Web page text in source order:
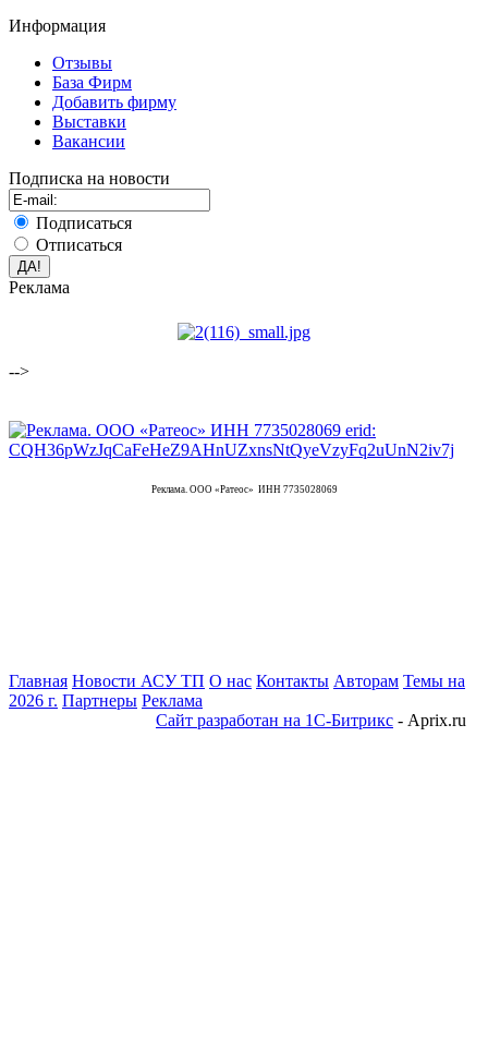
Информация
Отзывы
База Фирм
Добавить фирму
Выставки
Вакансии
Подписка на новости
Подписаться
Отписаться
Реклама
-->
Реклама. ООО «Ратеос» ИНН 7735028069
Главная Новости АСУ ТП О нас Контакты Авторам Темы на
2026 г. Партнеры Реклама
Сайт разработан на 1С-Битрикс - Aprix.ru